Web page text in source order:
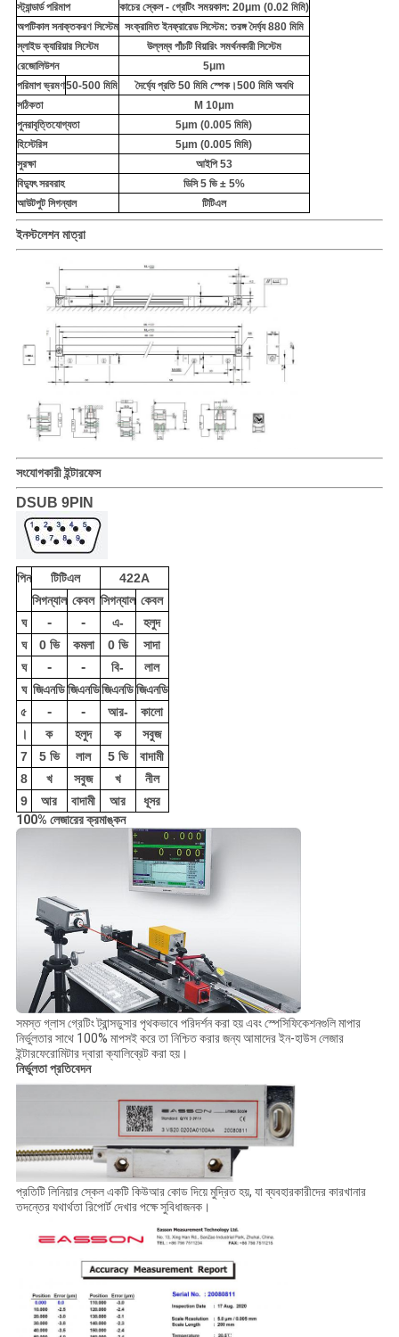
স্ট্যান্ডার্ড পরিমাপ
কাচের স্কেল - গ্রেটিং সময়কাল: 20μm (0.02 মিমি)
অপটিকাল সনাক্তকরণ সিস্টেম সংক্রামিত ইনফ্রারেড সিস্টেম: তরঙ্গ দৈর্ঘ্য 880 মিমি
স্লাইড ক্যারিয়ার সিস্টেম
উল্লম্ব পাঁচটি বিয়ারিং সমর্থনকারী সিস্টেম
রেজোলিউশন
5μm
পরিমাপ ভ্রমণ50-500 মিমি
দৈর্ঘ্যে প্রতি 50 মিমি স্পেক।500 মিমি অবধি
সঠিকতা
Μ 10μm
পুনরাবৃত্তিযোগ্যতা
5μm (0.005 মিমি)
হিস্টেরিস
5μm (0.005 মিমি)
সুরক্ষা
আইপি 53
বিদ্যুৎ সরবরাহ
ডিসি 5 ভি ± 5%
আউটপুট সিগন্যাল
টিটিএল
ইনস্টলেশন মাত্রা
সংযোগকারী ইন্টারফেস
DSUB 9PIN
পিন টিটিএল
422A
সিগন্যাল কেবল সিগন্যাল কেবল
ঘ
- - এ-
হলুদ
ঘ
0 ভি কমলা 0 ভি
সাদা
ঘ
- - বি-
লাল
ঘ জিএনডিজিএনডিজিএনডিজিএনডি
৫
- - আর-
কালো
।
ক হলুদ ক
সবুজ
7
5 ভি লাল 5 ভি
বাদামী
8
খ সবুজ খ
নীল
9
আর বাদামী আর
ধূসর
100% লেজারের ক্রমাঙ্কন
সমস্ত গ্লাস গ্রেটিং ট্রান্সডুসার পৃথকভাবে পরিদর্শন করা হয় এবং স্পেসিফিকেশনগুলি মাপার
নির্ভুলতার সাথে 100% মাপসই করে তা নিশ্চিত করার জন্য আমাদের ইন-হাউস লেজার
ইন্টারফেরোমিটার দ্বারা ক্যালিব্রেট করা হয়।
নির্ভুলতা প্রতিবেদন
প্রতিটি লিনিয়ার স্কেল একটি কিউআর কোড দিয়ে মুদ্রিত হয়, যা ব্যবহারকারীদের কারখানার
তদন্তের যথার্থতা রিপোর্ট দেখার পক্ষে সুবিধাজনক।